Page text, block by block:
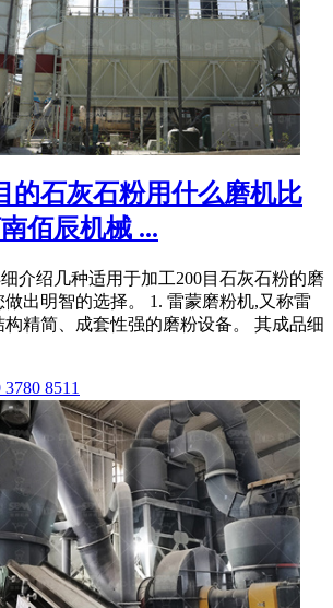
的石灰石粉用什么磨机比
佰辰机械 ...
介绍几种适用于加工200目石灰石粉的磨
出明智的选择。 1. 雷蒙磨粉机,又称雷
构精简、成套性强的磨粉设备。 其成品细
8511